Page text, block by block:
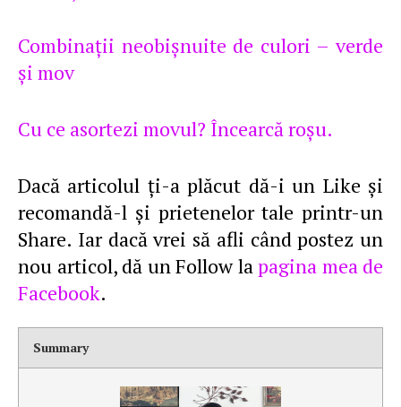
Combinaţii neobişnuite de culori – verde
şi mov
Cu ce asortezi movul? Încearcă roşu.
Dacă articolul ţi-a plăcut dă-i un Like şi
recomandă-l şi prietenelor tale printr-un
Share. Iar dacă vrei să afli când postez un
nou articol, dă un Follow lapagina mea de
Facebook.
Summary